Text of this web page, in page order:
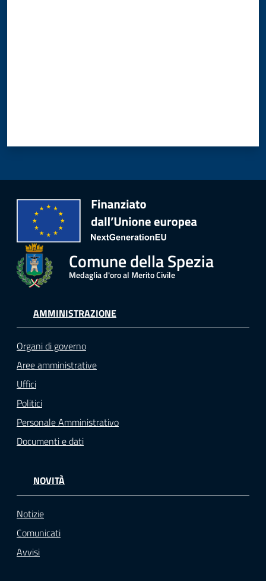
Comune della Spezia
Medaglia d'oro al Merito Civile
AMMINISTRAZIONE
Organi di governo
Aree amministrative
Uffici
Politici
Personale Amministrativo
Documenti e dati
NOVITÀ
Notizie
Comunicati
Avvisi